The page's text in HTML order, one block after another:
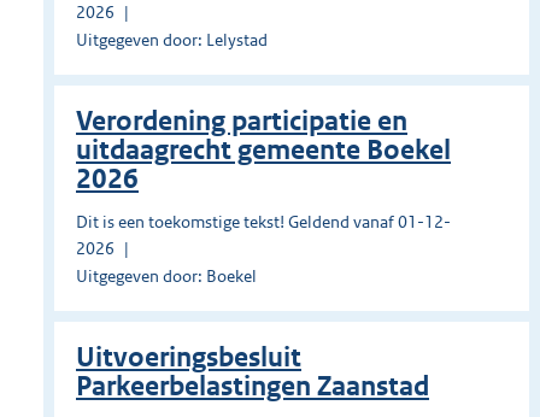
2026
Uitgegeven door: Lelystad
Verordening participatie en
uitdaagrecht gemeente Boekel
2026
Dit is een toekomstige tekst! Geldend vanaf 01-12-
2026
Uitgegeven door: Boekel
Uitvoeringsbesluit
Parkeerbelastingen Zaanstad